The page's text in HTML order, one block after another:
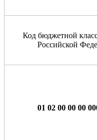
Код бюджетной
Российской
01 02 00 00 00